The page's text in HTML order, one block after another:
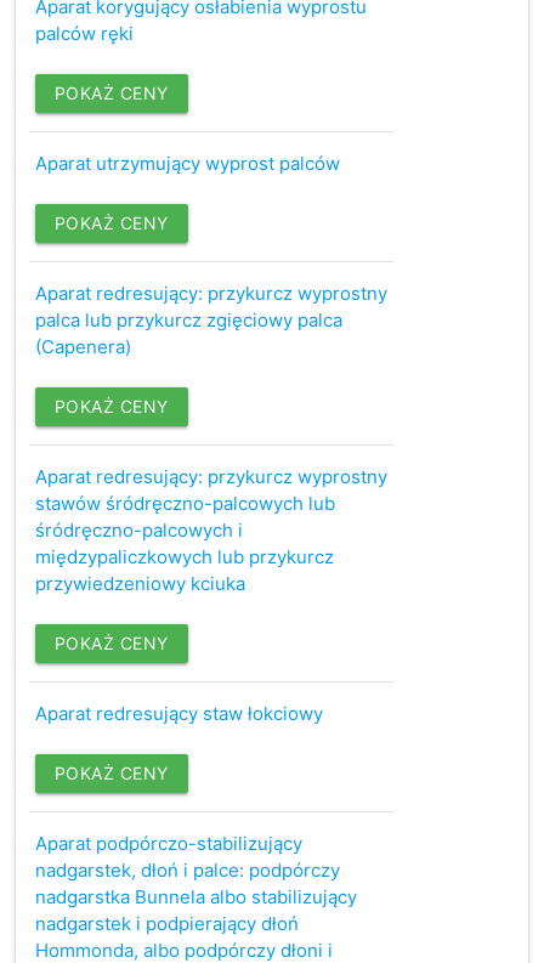
Aparat korygujący osłabienia wyprostu
palców ręki
POKAŻ CENY
Aparat utrzymujący wyprost palców
POKAŻ CENY
Aparat redresujący: przykurcz wyprostny
palca lub przykurcz zgięciowy palca
(Capenera)
POKAŻ CENY
Aparat redresujący: przykurcz wyprostny
stawów śródręczno-palcowych lub
śródręczno-palcowych i
międzypaliczkowych lub przykurcz
przywiedzeniowy kciuka
POKAŻ CENY
Aparat redresujący staw łokciowy
POKAŻ CENY
Aparat podpórczo-stabilizujący
nadgarstek, dłoń i palce: podpórczy
nadgarstka Bunnela albo stabilizujący
nadgarstek i podpierający dłoń
Hommonda, albo podpórczy dłoni i